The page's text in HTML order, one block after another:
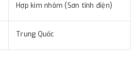
Hợp kim nhôm (Sơn tĩnh điện)
Trung Quốc